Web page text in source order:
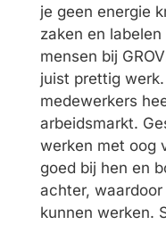
je geen energie
zaken en
mensen bij
juist prettig
medewerkers
arbeidsmarkt.
werken met oog
goed bij hen en
achter,
kunnen werken.